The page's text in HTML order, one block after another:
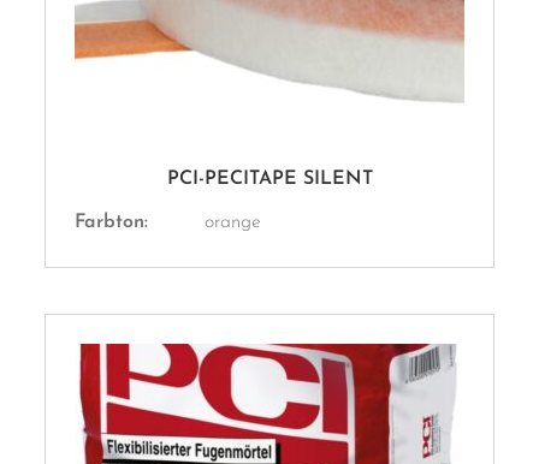
PCI-PECITAPE SILENT
Farbton: orange